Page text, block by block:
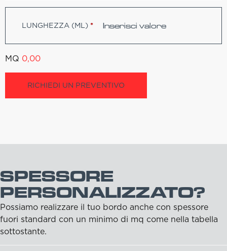
LUNGHEZZA (ML) *
MQ 0,00
RICHIEDI UN PREVENTIVO
SPESSORE
PERSONALIZZATO?
Possiamo realizzare il tuo bordo anche con spessore
fuori standard con un minimo di mq come nella tabella
sottostante.